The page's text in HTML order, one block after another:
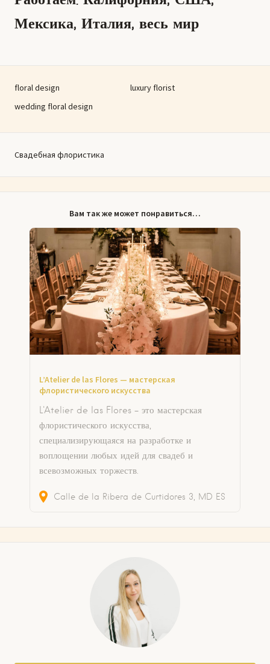
Мексика, Италия, весь мир
floral design
luxury florist
wedding floral design
Свадебная флористика
Вам так же может понравиться…
L’Atelier de las Flores — мастерская
флористического искусства
L'Atelier de las Flores - это мастерская
флористического искусства,
специализирующаяся на разработке и
воплощении любых идей для свадеб и
всевозможных торжеств.
Calle de la Ribera de Curtidores 3 MD ES